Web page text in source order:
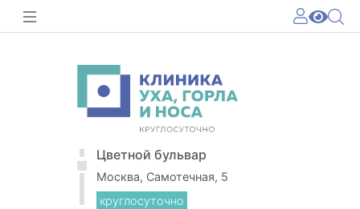
Цветной бульвар
Москва, Самотечная, 5
круглосуточно